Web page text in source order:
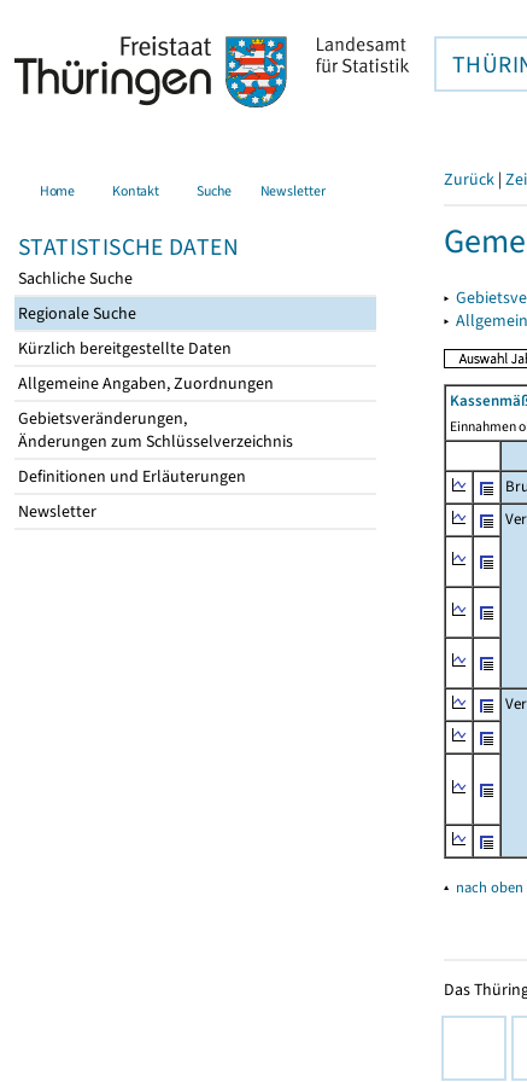
Home Kontakt Suche Newsletter
STATISTISCHE DATEN
Sachliche Suche
Regionale Suche
Kürzlich bereitgestellte Daten
Allgemeine Angaben, Zuordnungen
Gebietsveränderungen,
Änderungen zum Schlüsselverzeichnis
Definitionen und Erläuterungen
Newsletter
Zurück |
▸
▸
Einnahmen
▴ nach oben
Das